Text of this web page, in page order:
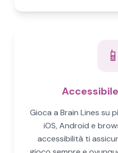
📱
Gioca a Brain Lines su
iOS, Android e
accessibilità ti